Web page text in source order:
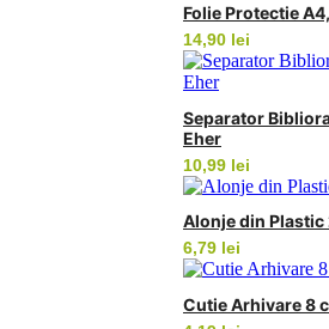
Folie Protectie
14,90 lei
Separator
Eher
10,99 lei
Alonje din
6,79 lei
Cutie Arhivare 8